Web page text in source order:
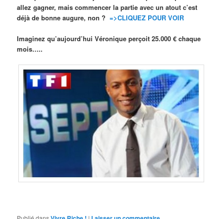
allez gagner, mais commencer la partie avec un atout c’est
déjà de bonne augure, non ? =>CLIQUEZ POUR VOIR
Imaginez qu’aujourd’hui Véronique perçoit 25.000 € chaque
mois…..